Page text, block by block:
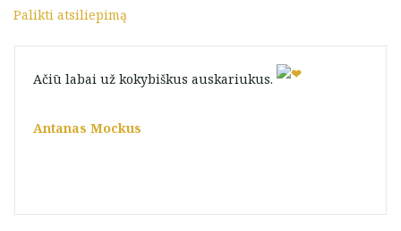
Palikti atsiliepimą
Ačiū labai už kokybiškus auskariukus.
Antanas Mockus